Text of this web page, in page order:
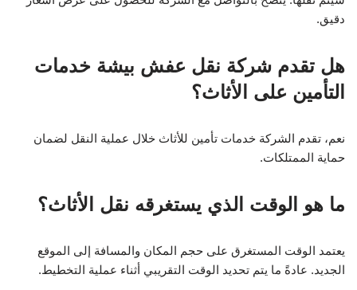
دقيق.
هل تقدم شركة نقل عفش بيشة خدمات
التأمين على الأثاث؟
نعم، تقدم الشركة خدمات تأمين للأثاث خلال عملية النقل لضمان
حماية الممتلكات.
ما هو الوقت الذي يستغرقه نقل الأثاث؟
يعتمد الوقت المستغرق على حجم المكان والمسافة إلى الموقع
الجديد. عادةً ما يتم تحديد الوقت التقريبي أثناء عملية التخطيط.